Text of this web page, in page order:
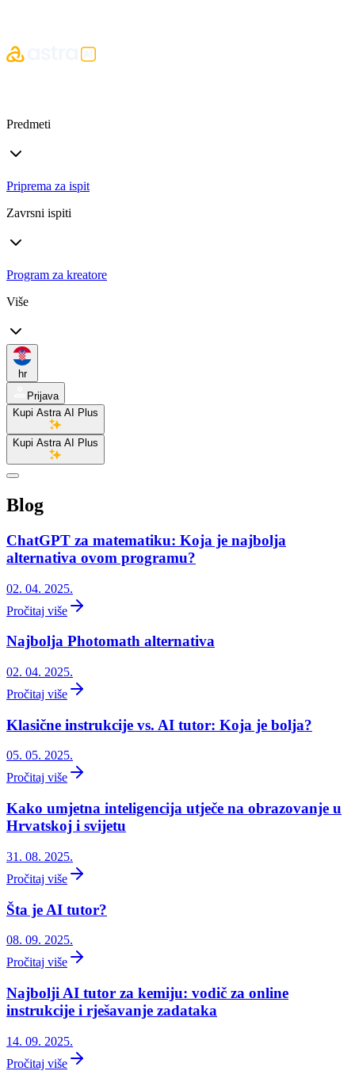
Predmeti
Priprema za ispit
Zavrsni ispiti
Program za kreatore
Više
hr
Prijava
Kupi Astra AI Plus
Kupi Astra AI Plus
Blog
ChatGPT za matematiku: Koja je najbolja
alternativa ovom programu?
02. 04. 2025.
Pročitaj više
Najbolja Photomath alternativa
02. 04. 2025.
Pročitaj više
Klasične instrukcije vs. AI tutor: Koja je bolja?
05. 05. 2025.
Pročitaj više
Kako umjetna inteligencija utječe na obrazovanje u
Hrvatskoj i svijetu
31. 08. 2025.
Pročitaj više
Šta je AI tutor?
08. 09. 2025.
Pročitaj više
Najbolji AI tutor za kemiju: vodič za online
instrukcije i rješavanje zadataka
14. 09. 2025.
Pročitaj više